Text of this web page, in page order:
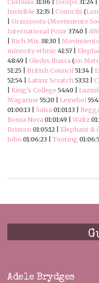
Invisible 32:35 | Councils (
Grassroots (Movimiento
International Prize 37:40 |
Rich Mix 38:30 |
minority ethnic 41:57 |
48:49 | Gledys Ibarra (on
51:25 | British Council 51:34 |
52:54 | Latinx Scratch 53:32 |
King’s College 54:40 |
Magazine 55:20 | Lemebel
01:00:13 | Salsa 01:01:13 |
Bossa Nova 01:01:49 | Waltz
Brixton 01:05:12 | Elephant &
Jobo 01:06:23 | Tooting
Adele Brydges